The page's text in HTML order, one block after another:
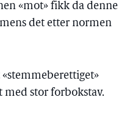
«mot» fikk da denne
det etter normen
med stor forbokstav.